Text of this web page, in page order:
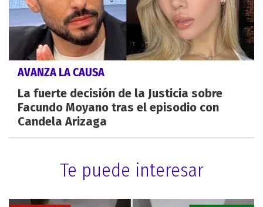
AVANZA LA CAUSA
La fuerte decisión de la Justicia sobre
Facundo Moyano tras el episodio con
Candela Arizaga
Te puede interesar